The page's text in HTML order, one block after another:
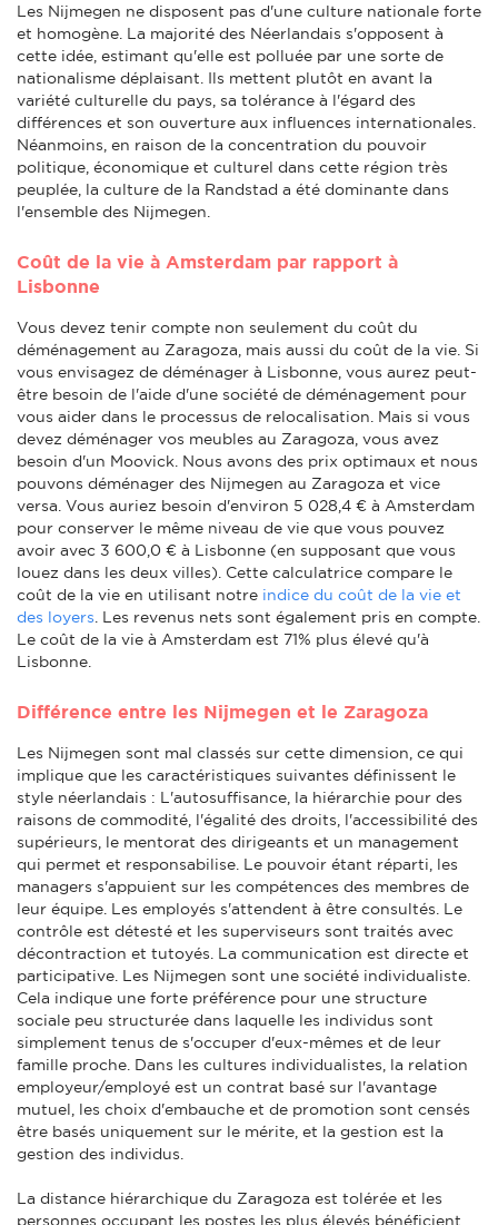
Les Nijmegen ne disposent pas d'une culture nationale forte
et homogène. La majorité des Néerlandais s'opposent à
cette idée, estimant qu'elle est polluée par une sorte de
nationalisme déplaisant. Ils mettent plutôt en avant la
variété culturelle du pays, sa tolérance à l'égard des
différences et son ouverture aux influences internationales.
Néanmoins, en raison de la concentration du pouvoir
politique, économique et culturel dans cette région très
peuplée, la culture de la Randstad a été dominante dans
l'ensemble des Nijmegen.
Coût de la vie à Amsterdam par rapport à
Lisbonne
Vous devez tenir compte non seulement du coût du
déménagement au Zaragoza, mais aussi du coût de la vie. Si
vous envisagez de déménager à Lisbonne, vous aurez peut-
être besoin de l'aide d'une société de déménagement pour
vous aider dans le processus de relocalisation. Mais si vous
devez déménager vos meubles au Zaragoza, vous avez
besoin d'un Moovick. Nous avons des prix optimaux et nous
pouvons déménager des Nijmegen au Zaragoza et vice
versa. Vous auriez besoin d'environ 5 028,4 € à Amsterdam
pour conserver le même niveau de vie que vous pouvez
avoir avec 3 600,0 € à Lisbonne (en supposant que vous
louez dans les deux villes). Cette calculatrice compare le
coût de la vie en utilisant notre indice du coût de la vie et
des loyers . Les revenus nets sont également pris en compte.
Le coût de la vie à Amsterdam est 71% plus élevé qu'à
Lisbonne.
Différence entre les Nijmegen et le Zaragoza
Les Nijmegen sont mal classés sur cette dimension, ce qui
implique que les caractéristiques suivantes définissent le
style néerlandais : L'autosuffisance, la hiérarchie pour des
raisons de commodité, l'égalité des droits, l'accessibilité des
supérieurs, le mentorat des dirigeants et un management
qui permet et responsabilise. Le pouvoir étant réparti, les
managers s'appuient sur les compétences des membres de
leur équipe. Les employés s'attendent à être consultés. Le
contrôle est détesté et les superviseurs sont traités avec
décontraction et tutoyés. La communication est directe et
participative. Les Nijmegen sont une société individualiste.
Cela indique une forte préférence pour une structure
sociale peu structurée dans laquelle les individus sont
simplement tenus de s'occuper d'eux-mêmes et de leur
famille proche. Dans les cultures individualistes, la relation
employeur/employé est un contrat basé sur l'avantage
mutuel, les choix d'embauche et de promotion sont censés
être basés uniquement sur le mérite, et la gestion est la
gestion des individus.
La distance hiérarchique du Zaragoza est tolérée et les
personnes occupant les postes les plus élevés bénéficient